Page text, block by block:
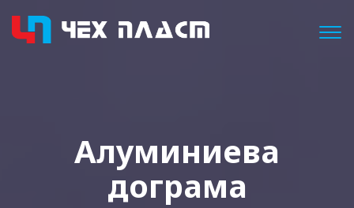
Алуминиева
дограма